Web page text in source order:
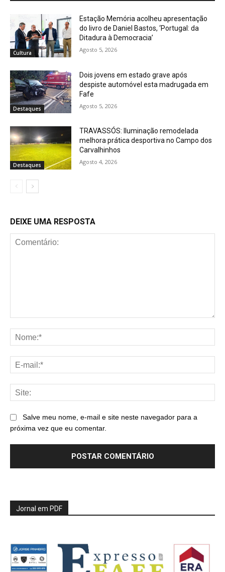
Cultura
Estação Memória acolheu apresentação
do livro de Daniel Bastos, ‘Portugal: da
Ditadura à Democracia’
Agosto 5, 2026
Destaques
Dois jovens em estado grave após
despiste automóvel esta madrugada em
Fafe
Agosto 5, 2026
Destaques
TRAVASSÓS: Iluminação remodelada
melhora prática desportiva no Campo dos
Carvalhinhos
Agosto 4, 2026
DEIXE UMA RESPOSTA
Salve meu nome, e-mail e site neste navegador para a
próxima vez que eu comentar.
Jornal em PDF